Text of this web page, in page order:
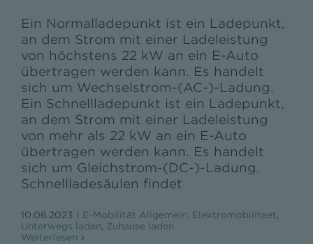
Ein Normalladepunkt ist ein Ladepunkt,
an dem Strom mit einer Ladeleistung
von höchstens 22 kW an ein E-Auto
übertragen werden kann. Es handelt
sich um Wechselstrom-(AC-)-Ladung.
Ein Schnellladepunkt ist ein Ladepunkt,
an dem Strom mit einer Ladeleistung
von mehr als 22 kW an ein E-Auto
übertragen werden kann. Es handelt
sich um Gleichstrom-(DC-)-Ladung.
Schnellladesäulen findet
10.06.2023 E-Mobilität Allgemein, Elektromobilitaet,
Unterwegs laden, Zuhause laden
Weiterlesen